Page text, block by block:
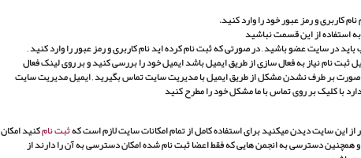
کاربری و رمز عبور خود را وارد کنید.
استفاده از این قسمت نباشید
در سایت عضو باشید , در صورتی که ثبت نام کرده اید نام کاربری و رمز عبور را وارد کنید ,
نام نیاز به فعال سازی از طریق ایمیل باشد ایمیل خود را بررسی کنید و بر روی لینک فعال
بر طرف نشدن مشکل از طریق ایمیل با مدیریت سایت تماس بگیرید , ایمیل مدیریت سایت
با کلیک بر روی تماس با ما مشکل خود را مطرح کنید
از این سایت دیدن میکنید برای استفاده کامل از تمام امکانات سایت لازم است کهثبت نامکنید امکان
و همچنین دسترسی به انجمن هایی که فقط اعضا ثبت نام شده امکان دسترسی به آن را دارند از